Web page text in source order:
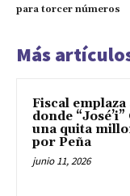
para torcer números
Más
Fiscal
donde
una quita
por Peña
junio 11, 2026